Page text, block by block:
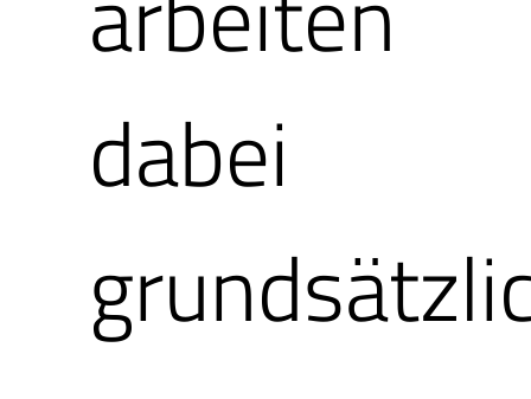
mit einer
dabei